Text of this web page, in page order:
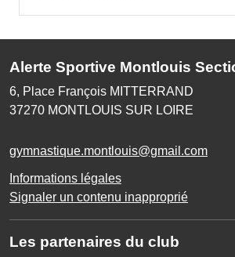
Alerte Sportive Montlouis
6, Place François MITTERRAND
37270 MONTLOUIS SUR LOIRE
gymnastique.montlouis@gmail.com
Informations légales
Signaler un contenu inapproprié
Les partenaires du club